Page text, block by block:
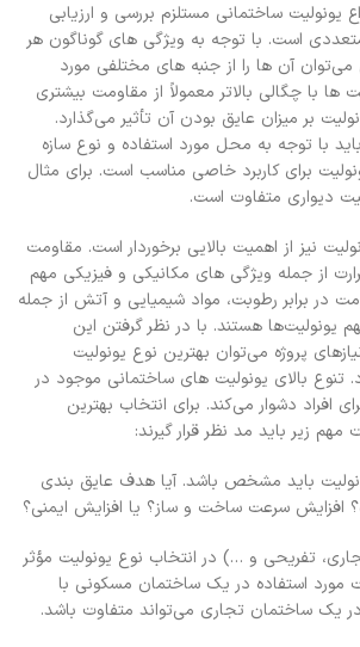
یونولیت ساختمانی مستلزم بررسی و ارزیابی
متعددی است. با توجه به ویژگی ‌های گوناگون هر
آن ‌ها را از جنبه ‌های مختلفی مورد
‌ها با چگالی بالاتر معمولاً از مقاومت بیشتری
بر میزان عایق بودن آن تأثیر می‌گذارد.
باید با توجه به محل مورد استفاده و نوع سازه
برای کاربرد خاصی مناسب است. برای مثال
دیواری متفاوت است.
نیز از اهمیت بالایی برخوردار است. مقاومت
از جمله ویژگی ‌های مکانیکی و فیزیکی مهم
در برابر رطوبت، مواد شیمیایی و آتش از جمله
یونولیت‌ها هستند. با در نظر گرفتن این
پروژه می‌توان بهترین نوع یونولیت
تنوع بالای یونولیت ‌های ساختمانی موجود در
افراد دشوار می‌کند. برای انتخاب بهترین
زیر باید مد نظر قرار گیرند:
باید مشخص باشد. آیا هدف عایق ‌بندی
سرعت ساخت ‌و ساز؟ یا افزایش ایمنی؟
تفریحی و …) در انتخاب نوع یونولیت مؤثر
مورد استفاده در یک ساختمان مسکونی با
در یک ساختمان تجاری می‌تواند متفاوت باشد.